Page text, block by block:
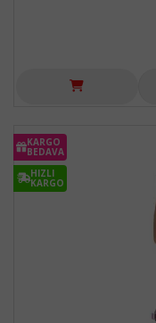
KARGO
BEDAVA
HIZLI
KARGO